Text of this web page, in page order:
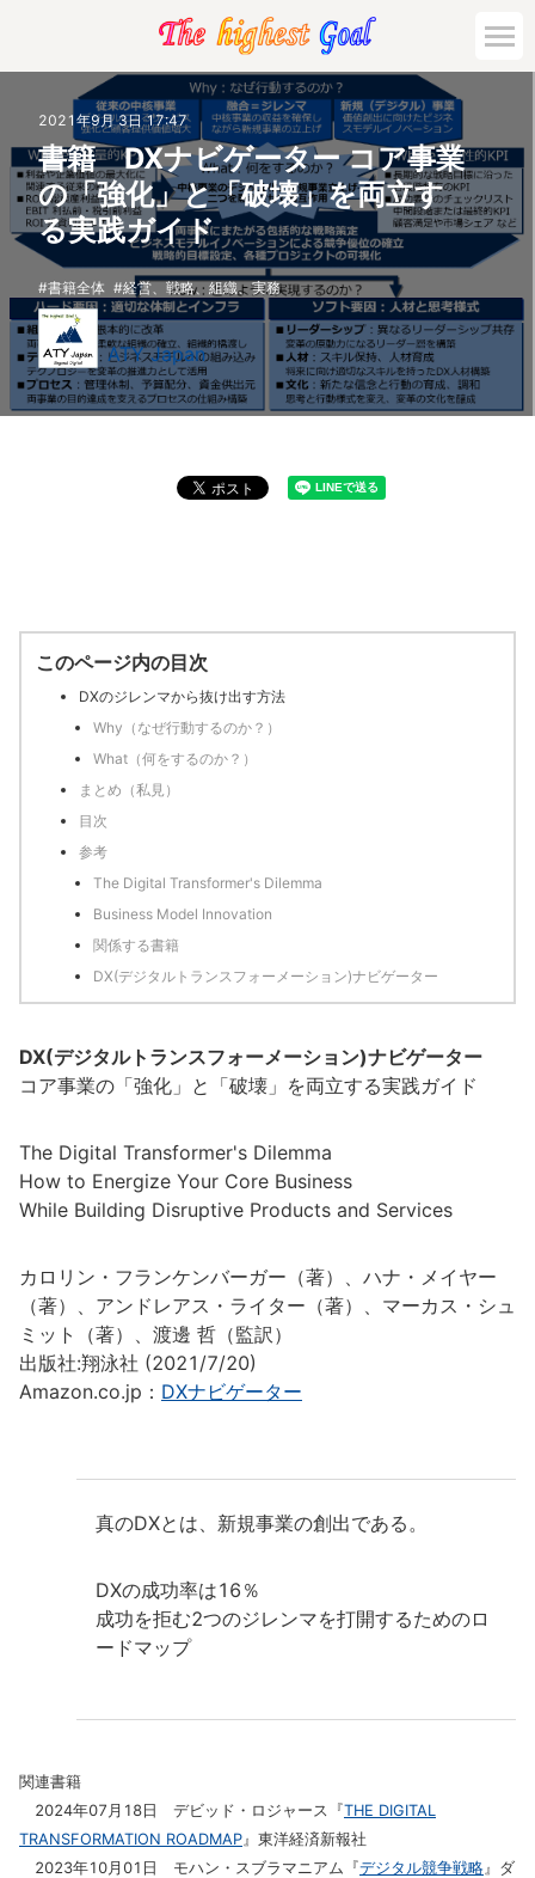
2021年9月 3日 17:47
書籍 DXナビゲーター コア事業
の「強化」と「破壊」を両立す
る実践ガイド
書籍全体 経営、戦略、組織、実務
ATY Japan
このページ内の目次
DXのジレンマから抜け出す方法
Why（なぜ行動するのか？）
What（何をするのか？）
まとめ（私見）
目次
参考
The Digital Transformer's Dilemma
Business Model Innovation
関係する書籍
DX(デジタルトランスフォーメーション)ナビゲーター
DX(デジタルトランスフォーメーション)ナビゲーター
コア事業の「強化」と「破壊」を両立する実践ガイド
The Digital Transformer's Dilemma
How to Energize Your Core Business
While Building Disruptive Products and Services
カロリン・フランケンバーガー（著）、ハナ・メイヤー
（著）、アンドレアス・ライター（著）、マーカス・シュ
ミット（著）、渡邊 哲（監訳）
出版社:翔泳社 (2021/7/20)
Amazon.co.jp： DXナビゲーター
真のDXとは、新規事業の創出である。
DXの成功率は16％
成功を拒む2つのジレンマを打開するためのロ
ードマップ
関連書籍
2024年07月18日 デビッド・ロジャース『THE DIGITAL
TRANSFORMATION ROADMAP』東洋経済新報社
2023年10月01日 モハン・スブラマニアム『デジタル競争戦略』ダ